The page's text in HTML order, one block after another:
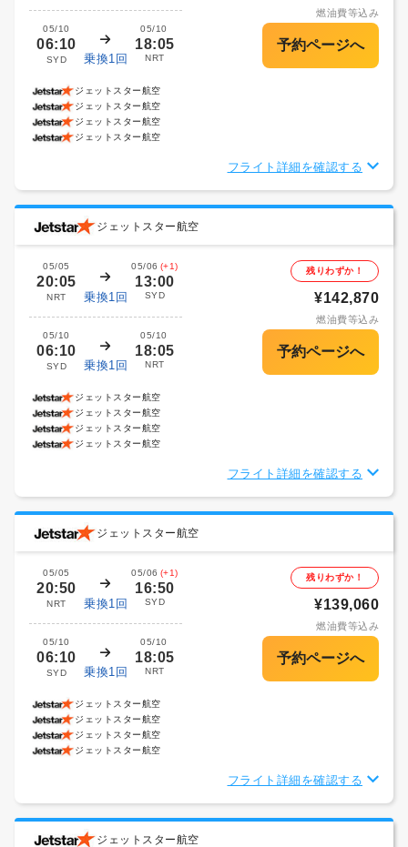
05/10
06:10
SYD 乗換1回
05/10
18:05
NRT
燃油費等込み
ジェットスター航空
ジェットスター航空
ジェットスター航空
ジェットスター航空
フライト詳細を確認する
ジェットスター航空
05/05
20:05
NRT 乗換1回
05/06 (+1)
13:00
SYD
05/10
06:10
SYD 乗換1回
05/10
18:05
NRT
残りわずか！
¥142,870
燃油費等込み
ジェットスター航空
ジェットスター航空
ジェットスター航空
ジェットスター航空
フライト詳細を確認する
ジェットスター航空
05/05
20:50
NRT 乗換1回
05/06 (+1)
16:50
SYD
05/10
06:10
SYD 乗換1回
05/10
18:05
NRT
残りわずか！
¥139,060
燃油費等込み
ジェットスター航空
ジェットスター航空
ジェットスター航空
ジェットスター航空
フライト詳細を確認する
ジェットスター航空